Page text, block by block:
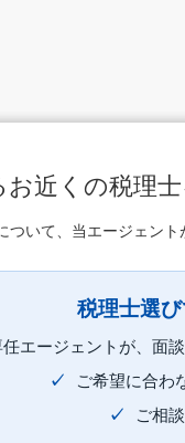
近くの税理士
ついて、当エージェント
税理士選
エージェントが、面
✓
ご希望に合わ
✓
ご相